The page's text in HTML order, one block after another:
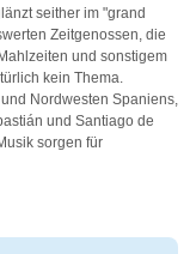
seither im "grand
Zeitgenossen, die
und sonstigem
kein Thema.
Nordwesten Spaniens,
und Santiago de
sorgen für